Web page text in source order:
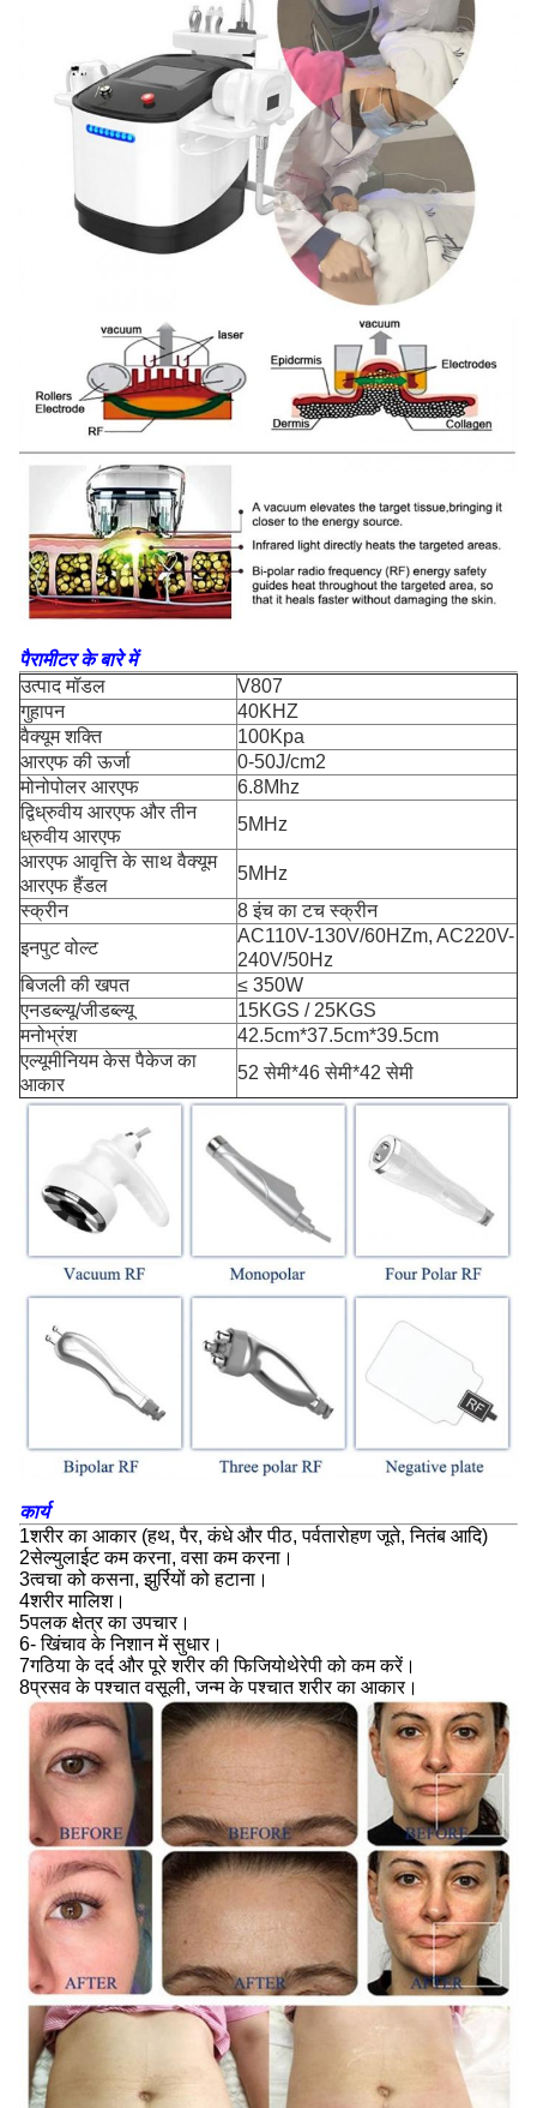
पैरामीटर के बारे में
उत्पाद मॉडल
V807
गुहापन
40KHZ
वैक्यूम शक्ति
100Kpa
आरएफ की ऊर्जा
0-50J/cm2
मोनोपोलर आरएफ
6.8Mhz
द्विध्रुवीय आरएफ और तीन
ध्रुवीय आरएफ
5MHz
आरएफ आवृत्ति के साथ वैक्यूम
आरएफ हैंडल
5MHz
स्क्रीन
8 इंच का टच स्क्रीन
इनपुट वोल्ट
AC110V-130V/60HZm, AC220V-
240V/50Hz
बिजली की खपत
≤ 350W
एनडब्ल्यू/जीडब्ल्यू
15KGS / 25KGS
मनोभ्रंश
42.5cm*37.5cm*39.5cm
एल्यूमीनियम केस पैकेज का
आकार
52 सेमी*46 सेमी*42 सेमी
कार्य
1शरीर का आकार (हथ, पैर, कंधे और पीठ, पर्वतारोहण जूते, नितंब आदि)
2सेल्युलाईट कम करना, वसा कम करना।
3त्वचा को कसना, झुर्रियों को हटाना।
4शरीर मालिश।
5पलक क्षेत्र का उपचार।
6- खिंचाव के निशान में सुधार।
7गठिया के दर्द और पूरे शरीर की फिजियोथेरेपी को कम करें।
8प्रसव के पश्चात वसूली, जन्म के पश्चात शरीर का आकार।